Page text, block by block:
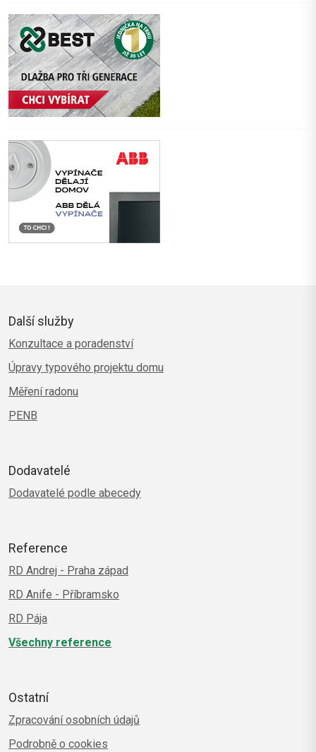
Další služby
Konzultace a poradenství
Úpravy typového projektu domu
Měření radonu
PENB
Dodavatelé
Dodavatelé podle abecedy
Reference
RD Andrej - Praha západ
RD Anife - Příbramsko
RD Pája
Všechny reference
Ostatní
Zpracování osobních údajů
Podrobně o cookies